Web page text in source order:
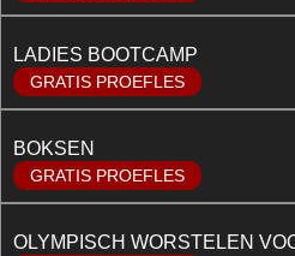
LADIES BOOTCAMP
GRATIS PROEFLES
BOKSEN
GRATIS PROEFLES
OLYMPISCH WORSTELEN